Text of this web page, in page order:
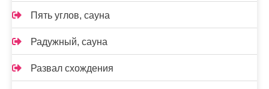
Пять углов, сауна
Радужный, сауна
Развал схождения